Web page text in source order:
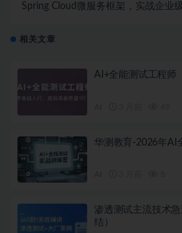
Spring Cloud微服务框架，实战企业
相关文章
AI+全能测试工程师
华测教育-2026年AI
渗透测试主流技术
结）